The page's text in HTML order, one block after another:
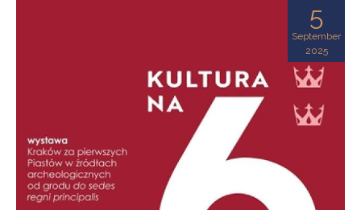
5
September
2025